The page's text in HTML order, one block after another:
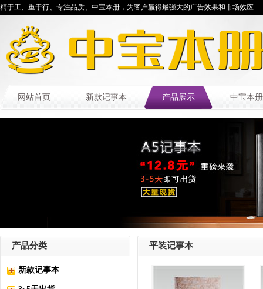
精于工、重于行、专注品质、中宝本册，为客户赢得最强大的广告效果和市场效应
网站首页 新款记事本 产品展示 中宝本
产品分类
新款记事本
平装记事本